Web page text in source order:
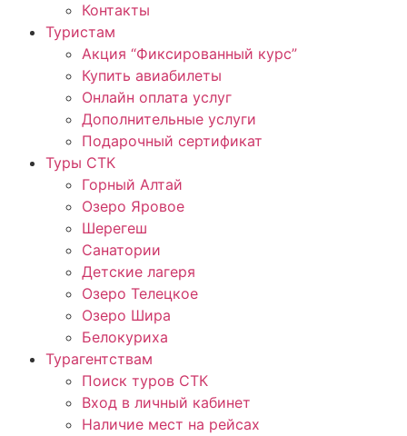
Контакты
Туристам
Акция “Фиксированный курс”
Купить авиабилеты
Онлайн оплата услуг
Дополнительные услуги
Подарочный сертификат
Туры СТК
Горный Алтай
Озеро Яровое
Шерегеш
Санатории
Детские лагеря
Озеро Телецкое
Озеро Шира
Белокуриха
Турагентствам
Поиск туров СТК
Вход в личный кабинет
Наличие мест на рейсах